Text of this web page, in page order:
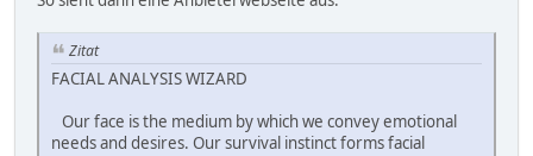
Zitat
FACIAL ANALYSIS WIZARD
Our face is the medium by which we convey emotional
needs and desires. Our survival instinct forms facial